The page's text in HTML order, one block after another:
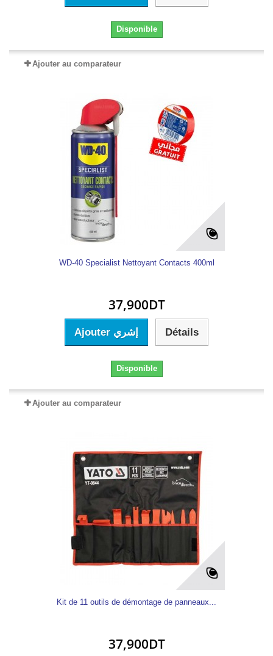
Disponible
Ajouter au comparateur
WD-40 Specialist Nettoyant Contacts 400ml
37,900DT
Ajouter إشري Détails
Disponible
Ajouter au comparateur
Kit de 11 outils de démontage de panneaux...
37,900DT